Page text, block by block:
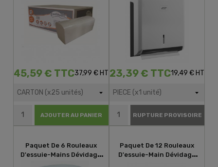
45,59 € TTC37,99 € HT
AJOUTER AU PANIER
23,39 € TTC19,49 € HT
RUPTURE PROVISOIRE
Paquet De 6 Rouleaux
D'essuie-Mains Dévidage
Paquet De 12 Rouleaux
D'essuie-Main Dévidage